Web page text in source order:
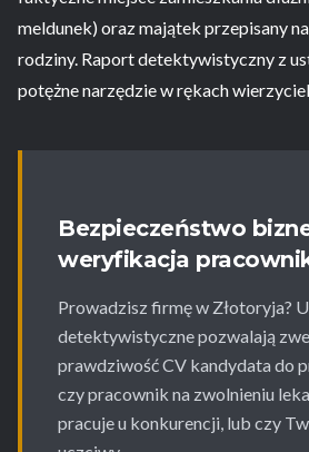
meldunek) oraz majątek przepisany
rodziny. Raport detektywistyczny z
potężne narzędzie w rękach
Bezpieczeństwo
weryfikacja
Prowadzisz firmę w Złotoryja?
detektywistyczne pozwalają
prawdziwość CV kandydata do
czy pracownik na zwolnieniu
pracuje u konkurencji, lub czy